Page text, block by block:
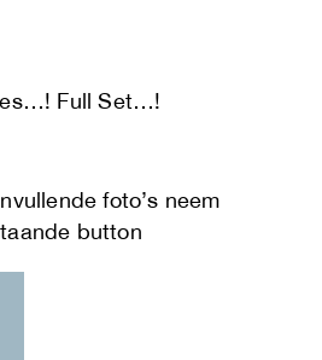
Full Set…!